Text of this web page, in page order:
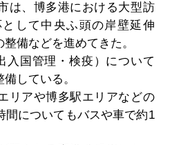
は、博多港における大型訪
して中央ふ頭の岸壁延伸
備などを進めてきた。
入国管理・検疫）について
している。
リアや博多駅エリアなどの
間についてもバスや車で約1